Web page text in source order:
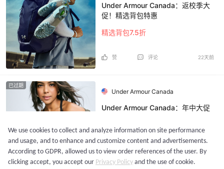
Under Armour Canada：返校季大
促！精选背包特惠
精选背包7.5折
赞 评论 22天前
已过期
Under Armour Canada
Under Armour Canada：年中大促
低至 5 折 + 再额外5-8折
赞 评论
We use cookies to collect and analyze information on site performance
and usage, and to enhance and customize content and advertisements.
According to GDPR, allowed us to view order references of the user. By
clicking accept, you accept our Privacy Policy and the use of cookie.